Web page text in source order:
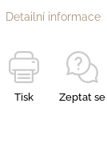
Detailní informace
Tisk Zeptat se